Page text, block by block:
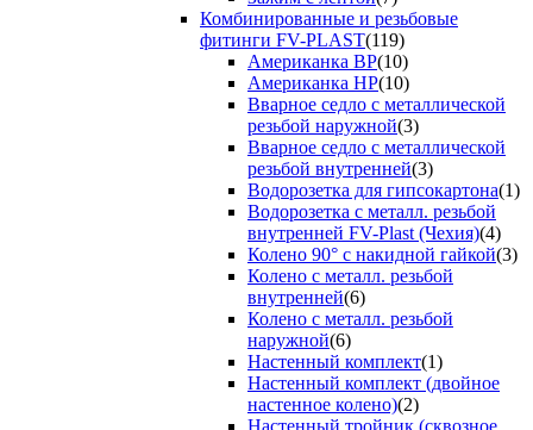
Комбинированные и резьбовые
фитинги FV-PLAST(119)
Американка ВР(10)
Американка НР(10)
Вварное седло с металлической
резьбой наружной(3)
Вварное седло с металлической
резьбой внутренней(3)
Водорозетка для гипсокартона(1)
Водорозетка с металл. резьбой
внутренней FV-Plast (Чехия)(4)
Колено 90° с накидной гайкой(3)
Колено с металл. резьбой
внутренней(6)
Колено с металл. резьбой
наружной(6)
Настенный комплект(1)
Настенный комплект (двойное
настенное колено)(2)
Настенный тройник (сквозное